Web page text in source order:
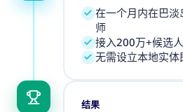
在一个月内在巴
师
接入200万+候选
无需设立本地实
结果